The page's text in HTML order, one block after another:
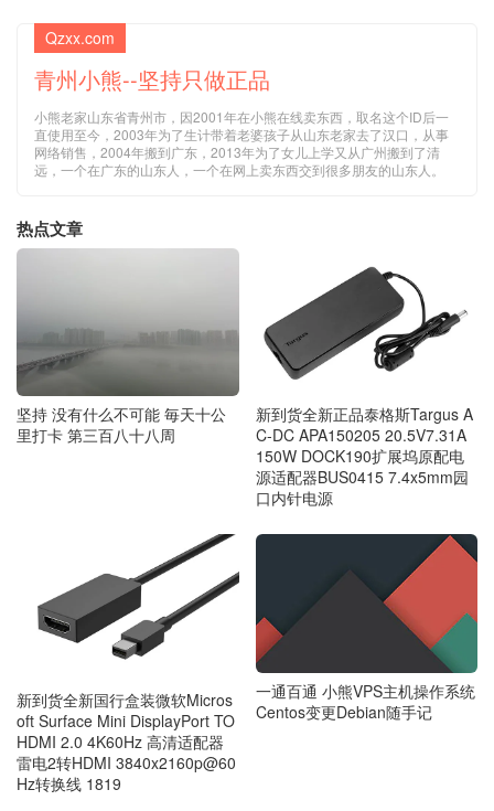
Qzxx.com
青州小熊--坚持只做正品
小熊老家山东省青州市，因2001年在小熊在线卖东西，取名这个ID后一
直使用至今，2003年为了生计带着老婆孩子从山东老家去了汉口，从事
网络销售，2004年搬到广东，2013年为了女儿上学又从广州搬到了清
远，一个在广东的山东人，一个在网上卖东西交到很多朋友的山东人。
热点文章
坚持 没有什么不可能 毎天十公
里打卡 第三百八十八周
新到货全新正品泰格斯Targus A
C-DC APA150205 20.5V7.31A
150W DOCK190扩展坞原配电
源适配器BUS0415 7.4x5mm园
口内针电源
新到货全新国行盒装微软Micros
oft Surface Mini DisplayPort TO
HDMI 2.0 4K60Hz 高清适配器
雷电2转HDMI 3840x2160p@60
Hz转换线 1819
一通百通 小熊VPS主机操作系统
Centos变更Debian随手记